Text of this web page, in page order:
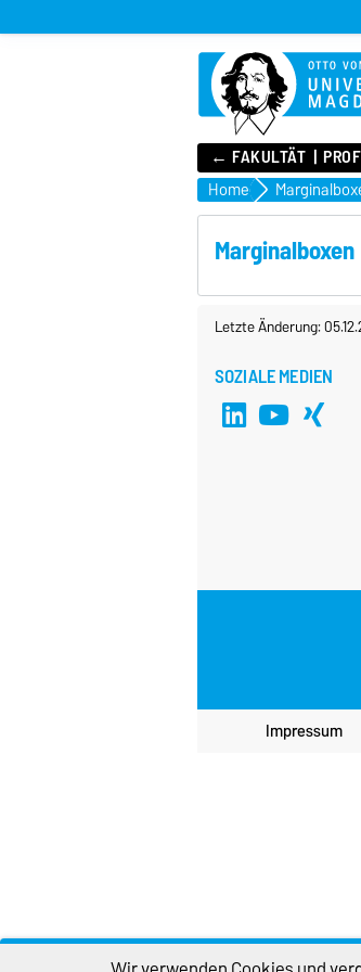
← FAKULTÄT
Home
Marginalboxen
Letzte Änderung:
SOZIALE MEDIEN
Impressum